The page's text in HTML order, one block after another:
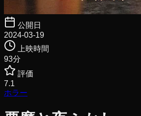
公開日
2024-03-19
上映時間
93分
評価
7.1
ホラー